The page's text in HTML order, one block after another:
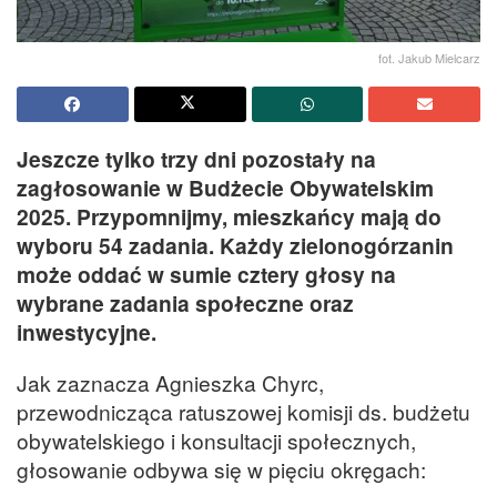
fot. Jakub Mielcarz
Jeszcze tylko trzy dni pozostały na
zagłosowanie w Budżecie Obywatelskim
2025. Przypomnijmy, mieszkańcy mają do
wyboru 54 zadania. Każdy zielonogórzanin
może oddać w sumie cztery głosy na
wybrane zadania społeczne oraz
inwestycyjne.
Jak zaznacza Agnieszka Chyrc,
przewodnicząca ratuszowej komisji ds. budżetu
obywatelskiego i konsultacji społecznych,
głosowanie odbywa się w pięciu okręgach: